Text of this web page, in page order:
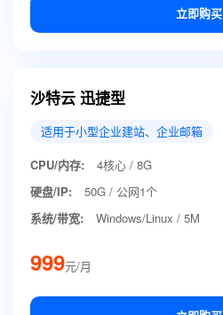
立即购买
沙特云 迅捷型
适用于小型企业建站、企业邮箱
CPU/内存:
4核心 / 8G
硬盘/IP:
50G / 公网1个
系统/带宽:
Windows/Linux / 5M
999元/月